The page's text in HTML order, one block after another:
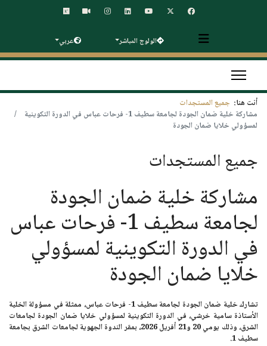
الولوج المباشر عربي
أنت هنا: جميع المستجدات
مشاركة خلية ضمان الجودة لجامعة سطيف 1- فرحات عباس في الدورة التكوينية
لمسؤولي خلايا ضمان الجودة
جميع المستجدات
مشاركة خلية ضمان الجودة
لجامعة سطيف 1- فرحات عباس
في الدورة التكوينية لمسؤولي
خلايا ضمان الجودة
تشارك خلية ضمان الجودة لجامعة سطيف 1- فرحات عباس
، ممثلة في مسؤولة الخلية
الأستاذة سامية خرشي، في الدورة التكوينية لمسؤولي خلايا ضمان الجودة لجامعات
الشرق، وذلك يومي 20 و21 أفريل 2026 ، بمقر الندوة الجهوية لجامعات الشرق بجامعة
سطيف 1.